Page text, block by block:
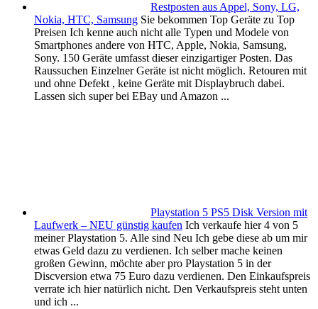
Restposten aus Appel, Sony, LG,
Nokia, HTC, Samsung Sie bekommen Top Geräte zu Top
Preisen Ich kenne auch nicht alle Typen und Modele von
Smartphones andere von HTC, Apple, Nokia, Samsung,
Sony. 150 Geräte umfasst dieser einzigartiger Posten. Das
Raussuchen Einzelner Geräte ist nicht möglich. Retouren mit
und ohne Defekt , keine Geräte mit Displaybruch dabei.
Lassen sich super bei EBay und Amazon ...
Playstation 5 PS5 Disk Version mit
Laufwerk – NEU günstig kaufen Ich verkaufe hier 4 von 5
meiner Playstation 5. Alle sind Neu Ich gebe diese ab um mir
etwas Geld dazu zu verdienen. Ich selber mache keinen
großen Gewinn, möchte aber pro Playstation 5 in der
Discversion etwa 75 Euro dazu verdienen. Den Einkaufspreis
verrate ich hier natürlich nicht. Den Verkaufspreis steht unten
und ich ...